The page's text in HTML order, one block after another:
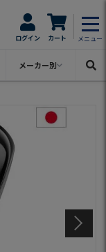
ログイン カート メニュー
メーカー別